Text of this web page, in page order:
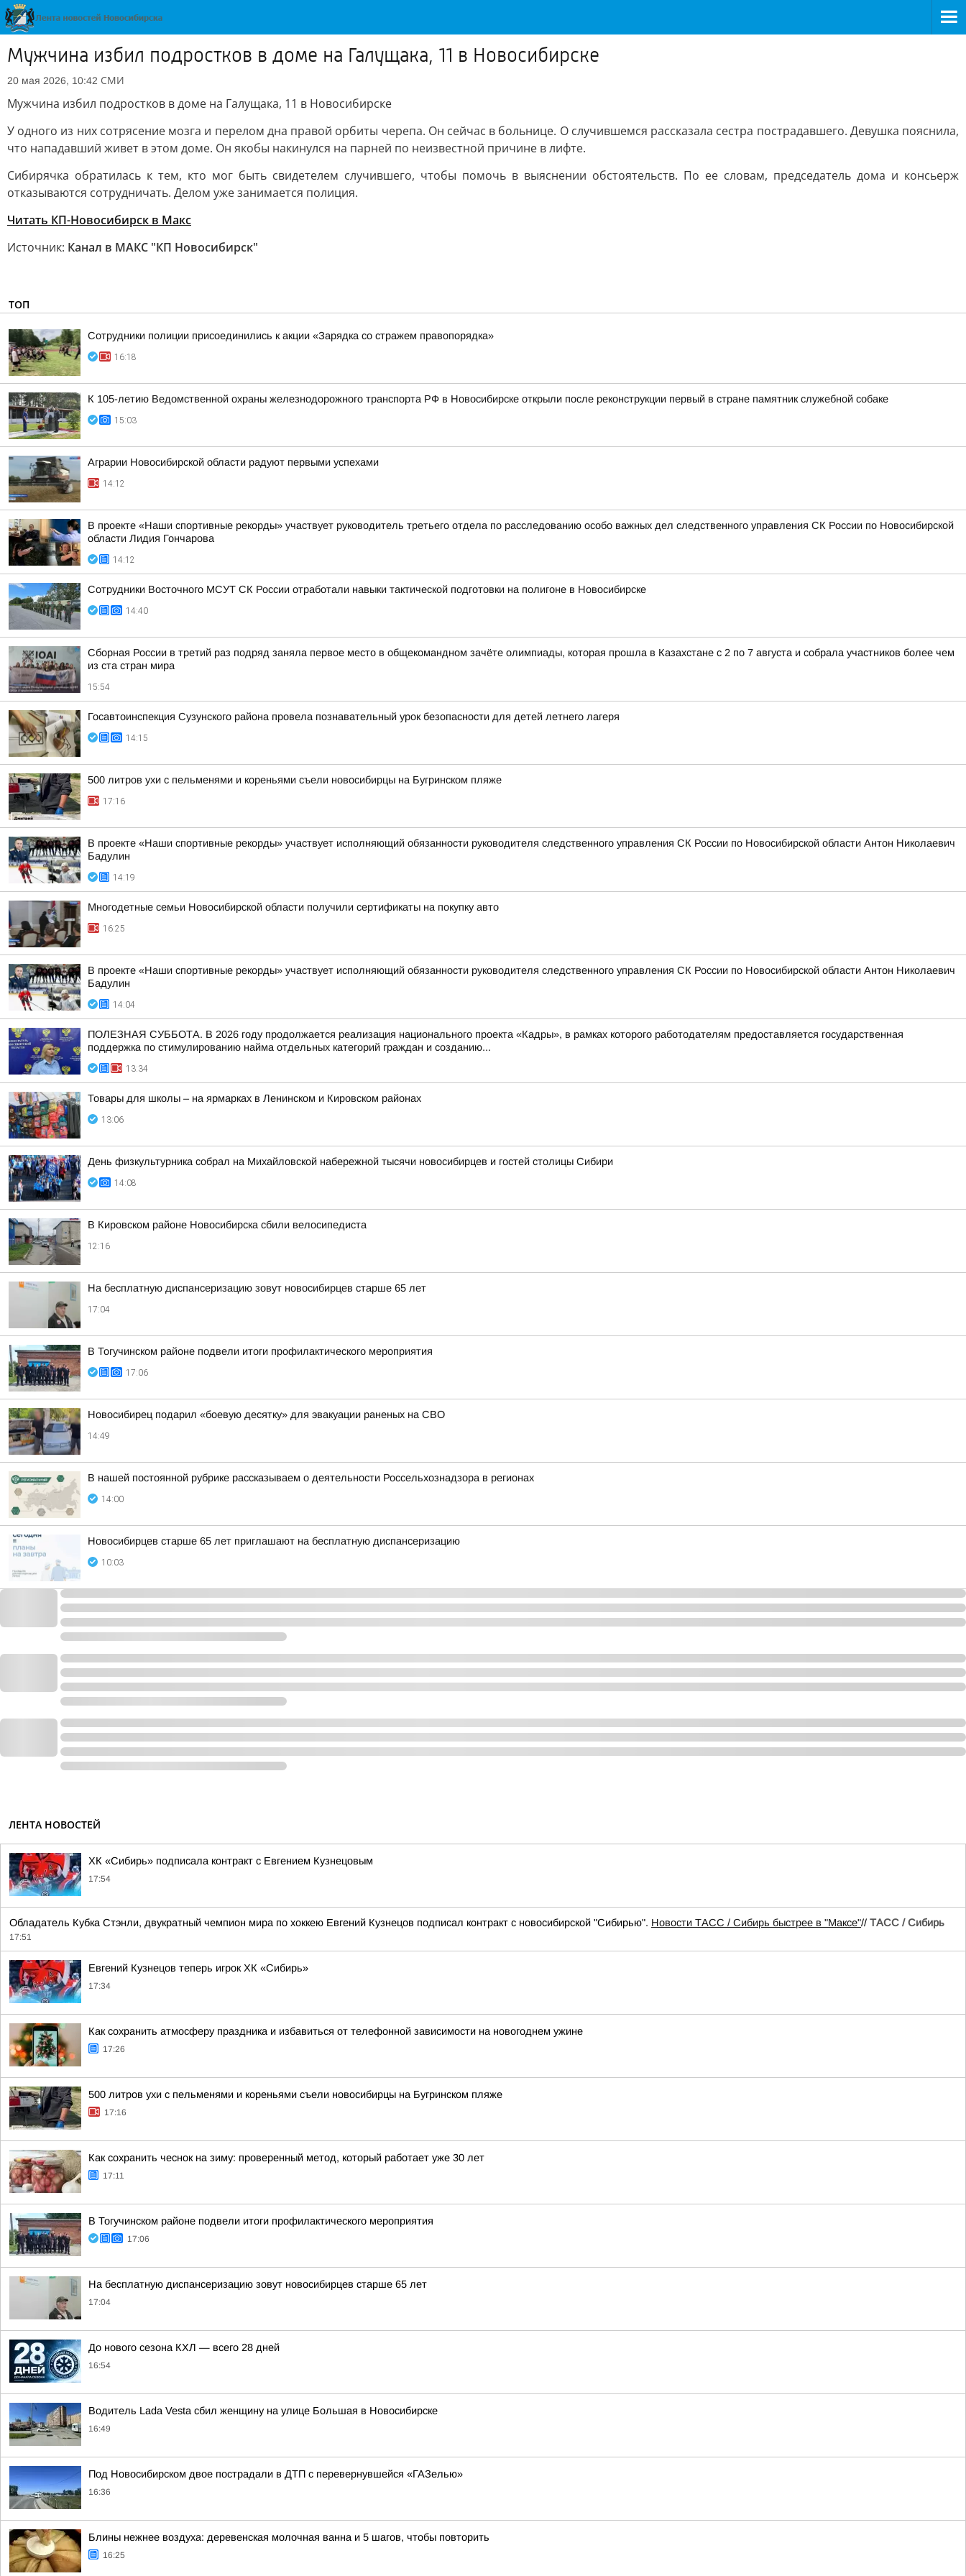
Мужчина избил подростков в доме на Галущака, 11 в Новосибирске
20 мая 2026, 10:42 СМИ
Мужчина избил подростков в доме на Галущака, 11 в Новосибирске
У одного из них сотрясение мозга и перелом дна правой орбиты черепа. Он сейчас в больнице. О случившемся рассказала сестра пострадавшего. Девушка пояснила,
что нападавший живет в этом доме. Он якобы накинулся на парней по неизвестной причине в лифте.
Сибирячка обратилась к тем, кто мог быть свидетелем случившего, чтобы помочь в выяснении обстоятельств. По ее словам, председатель дома и консьерж
отказываются сотрудничать. Делом уже занимается полиция.
Читать КП-Новосибирск в Mакс
Источник: Канал в МАКС "КП Новосибирск"
ТОП
Сотрудники полиции присоединились к акции «Зарядка со стражем правопорядка»
16:18
К 105-летию Ведомственной охраны железнодорожного транспорта РФ в Новосибирске открыли после реконструкции первый в стране памятник служебной собаке
15:03
Аграрии Новосибирской области радуют первыми успехами
14:12
В проекте «Наши спортивные рекорды» участвует руководитель третьего отдела по расследованию особо важных дел следственного управления СК России по Новосибирской
области Лидия Гончарова
14:12
Сотрудники Восточного МСУТ СК России отработали навыки тактической подготовки на полигоне в Новосибирске
14:40
Сборная России в третий раз подряд заняла первое место в общекомандном зачёте олимпиады, которая прошла в Казахстане с 2 по 7 августа и собрала участников более чем
из ста стран мира
15:54
Госавтоинспекция Сузунского района провела познавательный урок безопасности для детей летнего лагеря
14:15
500 литров ухи с пельменями и кореньями съели новосибирцы на Бугринском пляже
17:16
В проекте «Наши спортивные рекорды» участвует исполняющий обязанности руководителя следственного управления СК России по Новосибирской области Антон Николаевич
Бадулин
14:19
Многодетные семьи Новосибирской области получили сертификаты на покупку авто
16:25
В проекте «Наши спортивные рекорды» участвует исполняющий обязанности руководителя следственного управления СК России по Новосибирской области Антон Николаевич
Бадулин
14:04
ПОЛЕЗНАЯ СУББОТА. В 2026 году продолжается реализация национального проекта «Кадры», в рамках которого работодателям предоставляется государственная
поддержка по стимулированию найма отдельных категорий граждан и созданию...
13:34
Товары для школы – на ярмарках в Ленинском и Кировском районах
13:06
День физкультурника собрал на Михайловской набережной тысячи новосибирцев и гостей столицы Сибири
14:08
В Кировском районе Новосибирска сбили велосипедиста
12:16
На бесплатную диспансеризацию зовут новосибирцев старше 65 лет
17:04
В Тогучинском районе подвели итоги профилактического мероприятия
17:06
Новосибирец подарил «боевую десятку» для эвакуации раненых на СВО
14:49
В нашей постоянной рубрике рассказываем о деятельности Россельхознадзора в регионах
14:00
Новосибирцев старше 65 лет приглашают на бесплатную диспансеризацию
10:03
ЛЕНТА НОВОСТЕЙ
ХК «Сибирь» подписала контракт с Евгением Кузнецовым
17:54
Обладатель Кубка Стэнли, двукратный чемпион мира по хоккею Евгений Кузнецов подписал контракт с новосибирской "Сибирью". Новости ТАСС / Сибирь быстрее в "Mаксе"// ТАСС / Сибирь
17:51
Евгений Кузнецов теперь игрок ХК «Сибирь»
17:34
Как сохранить атмосферу праздника и избавиться от телефонной зависимости на новогоднем ужине
17:26
500 литров ухи с пельменями и кореньями съели новосибирцы на Бугринском пляже
17:16
Как сохранить чеснок на зиму: проверенный метод, который работает уже 30 лет
17:11
В Тогучинском районе подвели итоги профилактического мероприятия
17:06
На бесплатную диспансеризацию зовут новосибирцев старше 65 лет
17:04
До нового сезона КХЛ — всего 28 дней
16:54
Водитель Lada Vesta сбил женщину на улице Большая в Новосибирске
16:49
Под Новосибирском двое пострадали в ДТП с перевернувшейся «ГАЗелью»
16:36
Блины нежнее воздуха: деревенская молочная ванна и 5 шагов, чтобы повторить
16:25